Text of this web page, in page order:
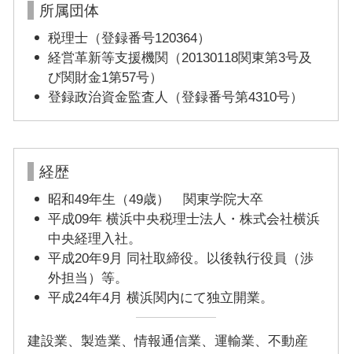
所属団体
税理士（登録番号120364）
経営革新等支援機関（20130118関東第3号及
び関財金1第57号）
登録政治資金監査人（登録番号第4310号）
経歴
昭和49年生（49歳） 関東学院大卒
平成09年 横浜中央税理士法人・株式会社横浜
中央経理入社。
平成20年9月 同社取締役。以後執行役員（渉
外担当）等。
平成24年4月 横浜関内にて独立開業。
建設業、製造業、情報通信業、運輸業、不動産